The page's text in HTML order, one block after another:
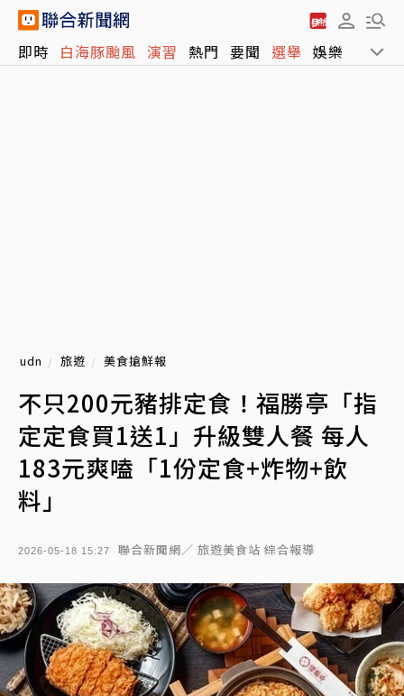
即時 白海豚颱風 演習 熱門 要聞 選舉 娛樂 運動
udn 旅遊 美食搶鮮報
不只200元豬排定食！福勝亭「指
定定食買1送1」升級雙人餐 每人
183元爽嗑「1份定食+炸物+飲
料」
2026-05-18 15:27 聯合新聞網／ 旅遊美食站 綜合報導